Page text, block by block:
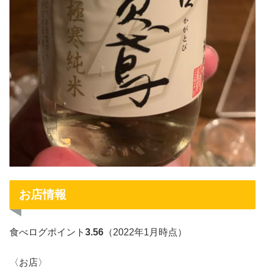
お店情報
食べログポイント 3.56 （2022年1月時点）
〈お店〉